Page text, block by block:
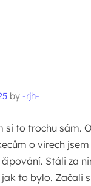
by -rjh-
si to trochu sám.
o virech
Stáli za
to bylo. Začali